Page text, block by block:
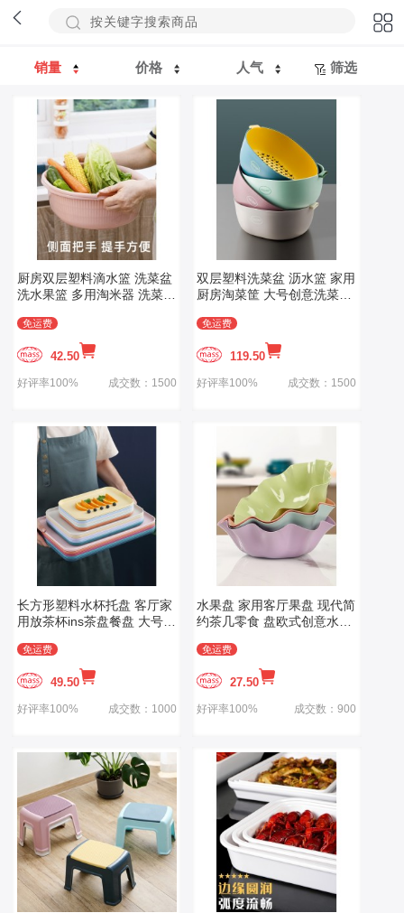
销量 价格 人气 筛选
厨房双层塑料滴水篮 洗菜盆
洗水果篮 多用淘米器 洗菜篮
免运费
42.50
好评率100% 成交数：1500
双层塑料洗菜盆 沥水篮 家用
厨房淘菜筐 大号创意洗菜篮
免运费
119.50
好评率100% 成交数：1500
长方形塑料水杯托盘 客厅家
用放茶杯ins茶盘餐盘 大号水
免运费
49.50
好评率100% 成交数：1000
水果盘 家用客厅果盘 现代简
约茶几零食 盘欧式创意水果
免运费
27.50
好评率100% 成交数：900